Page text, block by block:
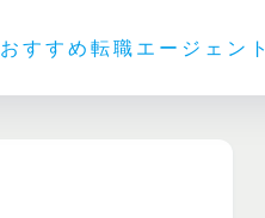
おすすめ転職エージェント